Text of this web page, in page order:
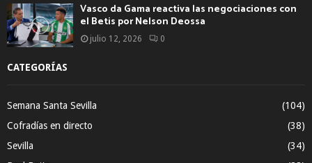
Vasco da Gama reactiva las negociaciones con
el Betis por Nelson Deossa
julio 12, 2026 0
CATEGORÍAS
Semana Santa Sevilla
(104)
Cofradías en directo
(38)
Sevilla
(34)